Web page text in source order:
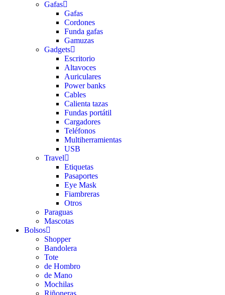
Gafas
Gafas
Cordones
Funda gafas
Gamuzas
Gadgets
Escritorio
Altavoces
Auriculares
Power banks
Cables
Calienta tazas
Fundas portátil
Cargadores
Teléfonos
Multiherramientas
USB
Travel
Etiquetas
Pasaportes
Eye Mask
Fiambreras
Otros
Paraguas
Mascotas
Bolsos
Shopper
Bandolera
Tote
de Hombro
de Mano
Mochilas
Riñoneras